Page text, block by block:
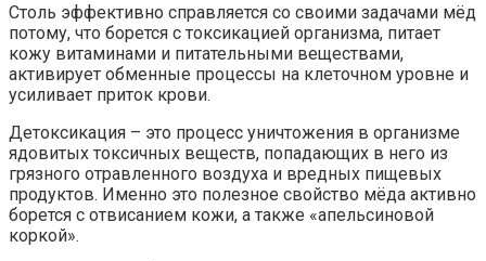
Столь эффективно справляется со своими задачами мёд
потому, что борется с токсикацией организма, питает
кожу витаминами и питательными веществами,
активирует обменные процессы на клеточном уровне и
усиливает приток крови.
Детоксикация – это процесс уничтожения в организме
ядовитых токсичных веществ, попадающих в него из
грязного отравленного воздуха и вредных пищевых
продуктов. Именно это полезное свойство мёда активно
борется с отвисанием кожи, а также «апельсиновой
коркой».